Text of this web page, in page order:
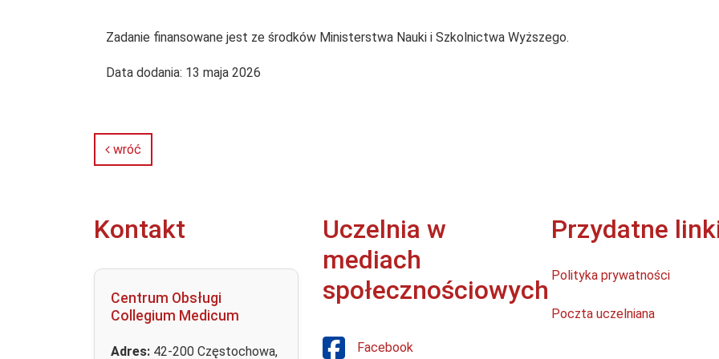
Zadanie finansowane jest ze środków Ministerstwa Nauki i Szkolnictwa Wyższego.
Data dodania: 13 maja 2026
wróć
Kontakt
Centrum Obsługi
Collegium Medicum
Adres: 42-200 Częstochowa,
Uczelnia w
mediach
społecznościowych
Facebook
Przydatne
Polityka prywatności
Poczta uczelniana